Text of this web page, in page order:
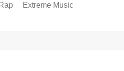
Rap Extreme Music